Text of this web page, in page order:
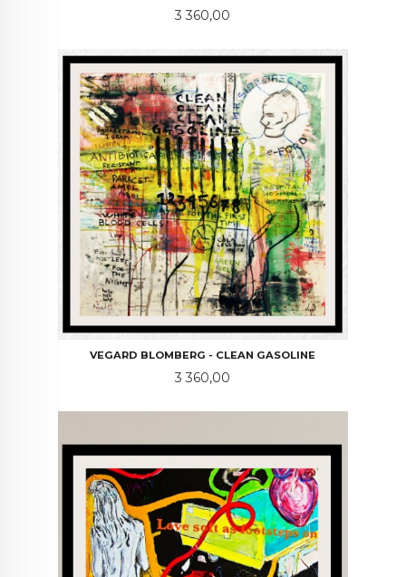
Pris
3 360,00
VEGARD BLOMBERG - CLEAN GASOLINE
Pris
3 360,00